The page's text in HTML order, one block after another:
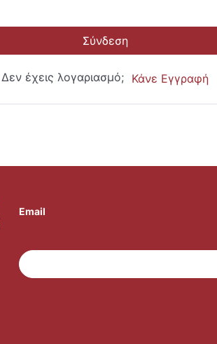
Σύνδεση
Δεν έχεις λογαριασμό; Κάνε Εγγραφή
Email